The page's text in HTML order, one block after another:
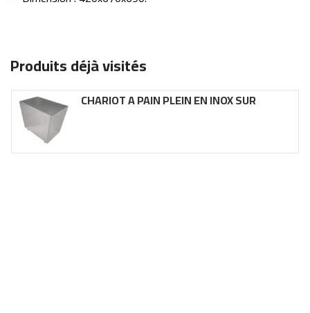
Produits déjà visités
CHARIOT A PAIN PLEIN EN INOX SUR